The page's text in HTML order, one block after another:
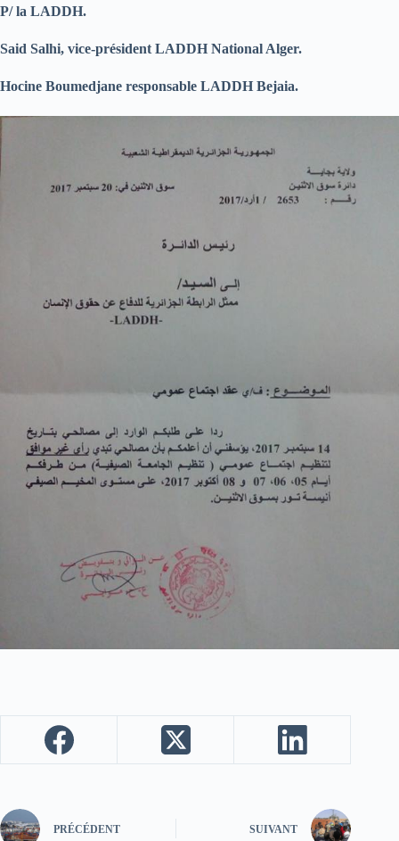
P/ la LADDH.
Said Salhi, vice-président LADDH National Alger.
Hocine Boumedjane responsable LADDH Bejaia.
PRÉCÉDENT SUIVANT